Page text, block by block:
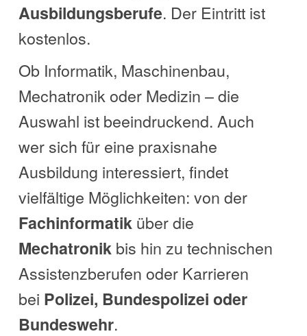
Ausbildungsberufe. Der Eintritt ist
kostenlos.
Ob Informatik, Maschinenbau,
Mechatronik oder Medizin – die
Auswahl ist beeindruckend. Auch
wer sich für eine praxisnahe
Ausbildung interessiert, findet
vielfältige Möglichkeiten: von der
Fachinformatiküber die
Mechatronikbis hin zu technischen
Assistenzberufen oder Karrieren
bei Polizei, Bundespolizei oder
Bundeswehr.